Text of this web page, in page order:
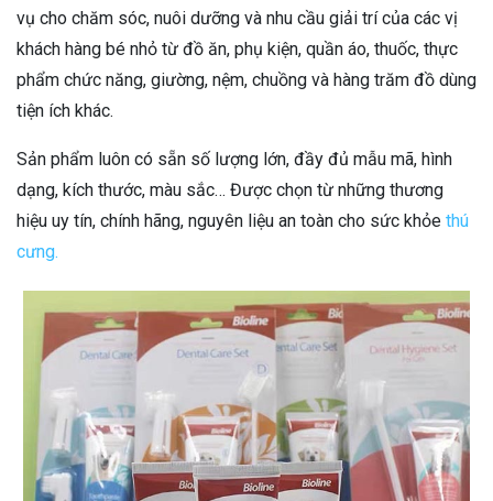
vụ cho chăm sóc, nuôi dưỡng và nhu cầu giải trí của các vị
khách hàng bé nhỏ từ đồ ăn, phụ kiện, quần áo, thuốc, thực
phẩm chức năng, giường, nệm, chuồng và hàng trăm đồ dùng
tiện ích khác.
Sản phẩm luôn có sẵn số lượng lớn, đầy đủ mẫu mã, hình
dạng, kích thước, màu sắc… Được chọn từ những thương
hiệu uy tín, chính hãng, nguyên liệu an toàn cho sức khỏe thú
cưng.